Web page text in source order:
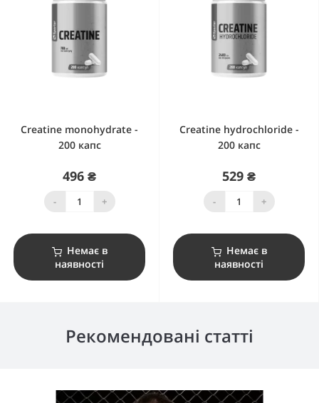
Creatine monohydrate -
200 капс
496 ₴
- +
Немає в
наявності
Creatine hydrochloride -
200 капс
529 ₴
- +
Немає в
наявності
Рекомендовані статті